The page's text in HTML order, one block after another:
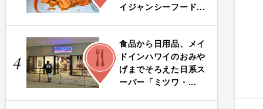
イジャンシーフード...
4
FOOD
食品から日用品、メイ
ドインハワイのおみや
げまでそろえた日系ス
ーパー「ミツワ・...